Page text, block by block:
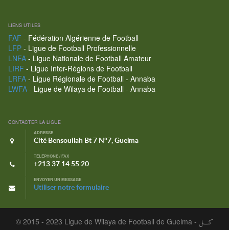
LIENS UTILES
FAF - Fédération Algérienne de Football
LFP- Ligue de Football Professionnelle
LNFA- Ligue Nationale de Football Amateur
LIRF - Ligue Inter-Régions de Football
LRFA- Ligue Régionale de Football - Annaba
LWFA- Ligue de Wilaya de Football - Annaba
CONTACTER LA LIGUE
ADRESSE
Cité Bensouilah Bt 7 N°7, Guelma
TÉLÉPHONE / FAX
+213 37 14 55 20
ENVOYER UN MESSAGE
Utiliser notre formulaire
© 2015 - 2023 Ligue de Wilaya de Football de Guelma - كـــل